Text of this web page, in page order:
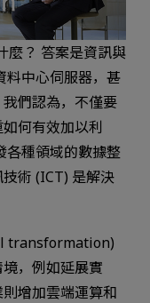
麼？ 答案是資訊與
料中心伺服器，甚
們認為，不僅要
何有效加以利
各種領域的數據整
術 (ICT) 是解決
transformation)
，例如延展實
增加雲端運算和